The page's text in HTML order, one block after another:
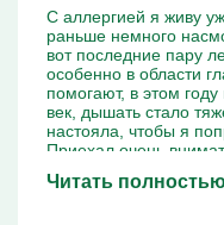
С аллергией я живу
раньше немного
вот последние пару
особенно в области
помогают, в этом
век, дышать стало
настояла, чтобы я
Приехал очень
заболевания.
Читать